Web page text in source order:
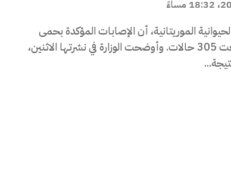
الموريتانية، أن الإصابات المؤكدة بحمى
الوادي المتصدع، بلغت 305 حالات. وأوضحت الوزارة في نشرتها الاثنين،